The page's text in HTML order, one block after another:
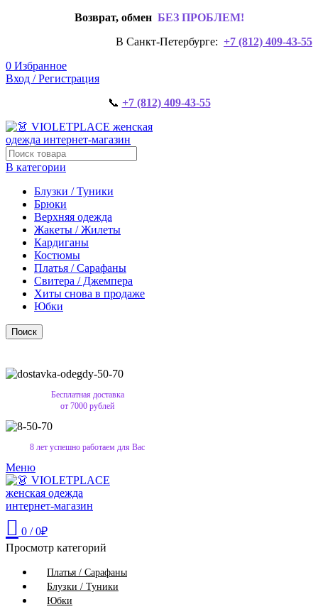
Возврат, обмен БЕЗ ПРОБЛЕМ!
В Санкт-Петербурге: +7 (812) 409-43-55
0 Избранное
Вход / Регистрация
📞 +7 (812) 409-43-55
В категории
Блузки / Туники
Брюки
Верхняя одежда
Жакеты / Жилеты
Кардиганы
Костюмы
Платья / Сарафаны
Свитера / Джемпера
Хиты снова в продаже
Юбки
Поиск
Бесплатная доставка
от 7000 рублей
8 лет успешно работаем для Вас
Меню
0 / 0₽
Просмотр категорий
Платья / Сарафаны
Блузки / Туники
Юбки